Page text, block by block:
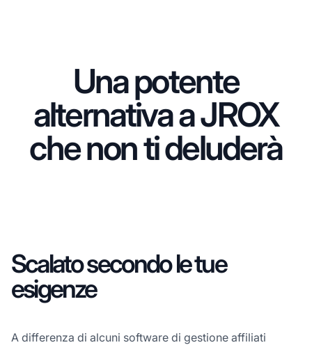
Una potente
alternativa a JROX
che non ti deluderà
Scalato secondo le tue
esigenze
A differenza di alcuni software di gestione affiliati